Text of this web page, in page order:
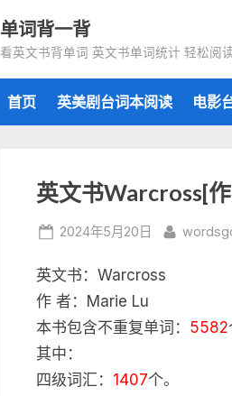
单词背一背
看英文书背单词 英文书单词统计 轻松阅
首页 英美剧台词本阅读 电影
英文书Warcross[
Posted
2024年5月20日 By
英文书：Warcross
作 者：Marie Lu
本书包含不重复单词： 5582
其中：
四级词汇： 1407个。